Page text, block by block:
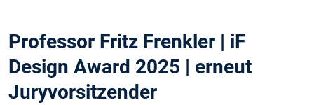
Professor Fritz Frenkler | iF
Design Award 2025 | erneut
Juryvorsitzender